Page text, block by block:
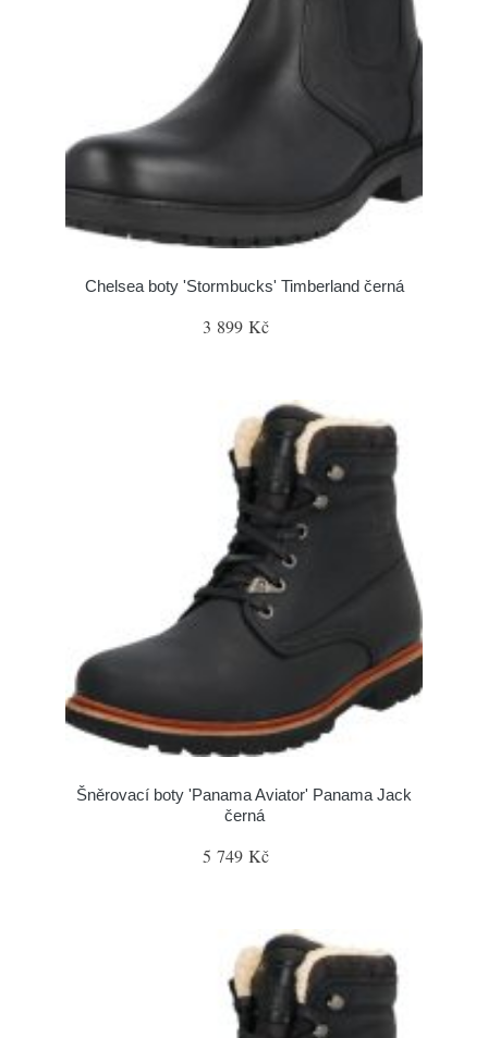
Chelsea boty 'Stormbucks' Timberland černá
3 899 Kč
Šněrovací boty 'Panama Aviator' Panama Jack
černá
5 749 Kč